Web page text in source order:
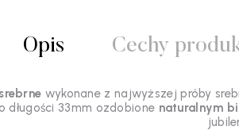
Opis Cechy
wykonane z najwyższej próby
długości 33mm ozdobione naturalnym